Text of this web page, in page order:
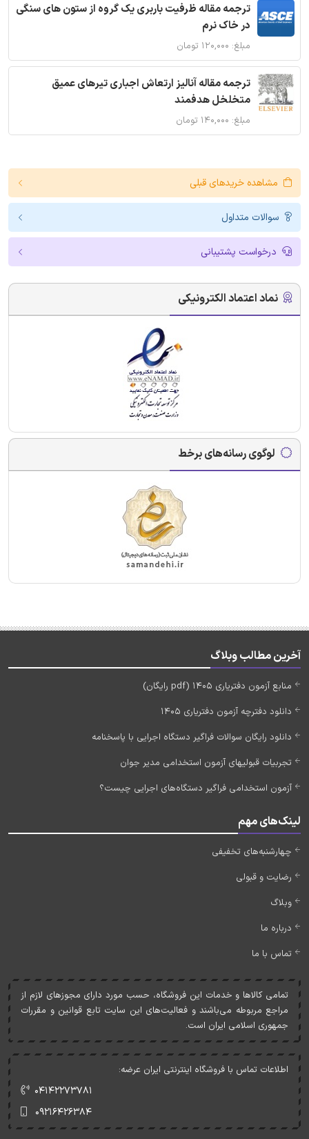
ترجمه مقاله ظرفیت باربری یک گروه از ستون های سنگی
در خاک نرم
مبلغ: ۱۲۰,۰۰۰ تومان
ترجمه مقاله آنالیز ارتعاش اجباری تیرهای عمیق
متخلخل هدفمند
مبلغ: ۱۴۰,۰۰۰ تومان
مشاهده خریدهای قبلی
سوالات متداول
درخواست پشتیبانی
نماد اعتماد الکترونیکی
لوگوی رسانه‌های برخط
آخرین مطالب وبلاگ
منابع آزمون دفتریاری 1405 (pdf رایگان)
دانلود دفترچه آزمون دفتریاری 1405
دانلود رایگان سوالات فراگیر دستگاه اجرایی با پاسخنامه
تجربیات قبولیهای آزمون استخدامی مدیر جوان
آزمون استخدامی فراگیر دستگاه‌های اجرایی چیست؟
لینک‌های مهم
چهارشنبه‌های تخفیفی
رضایت و قبولی
وبلاگ
درباره ما
تماس با ما
تمامی کالاها و خدمات اين فروشگاه، حسب مورد دارای مجوزهای لازم از
مراجع مربوطه می‌باشند و فعاليت‌های اين سايت تابع قوانين و مقررات
جمهوری اسلامی ايران است.
اطلاعات تماس با فروشگاه اینترنتی ایران عرضه:
۰۴۱۴۲۲۷۳۷۸۱
۰۹۲۱۶۴۲۶۳۸۴